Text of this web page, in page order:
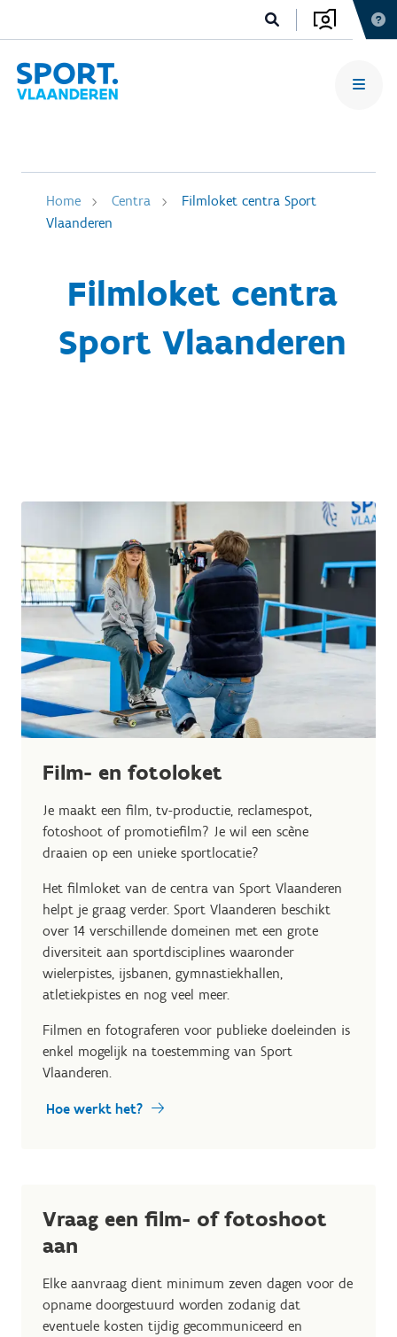
Home Centra
Filmloket centra Sport
Vlaanderen
Filmloket centra
Sport Vlaanderen
Film- en fotoloket
Je maakt een film, tv-productie, reclamespot,
fotoshoot of promotiefilm? Je wil een scène
draaien op een unieke sportlocatie?
Het filmloket van de centra van Sport Vlaanderen
helpt je graag verder. Sport Vlaanderen beschikt
over 14 verschillende domeinen met een grote
diversiteit aan sportdisciplines waaronder
wielerpistes, ijsbanen, gymnastiekhallen,
atletiekpistes en nog veel meer.
Filmen en fotograferen voor publieke doeleinden is
enkel mogelijk na toestemming van Sport
Vlaanderen.
Hoe werkt het?
Vraag een film- of fotoshoot
aan
Elke aanvraag dient minimum zeven dagen voor de
opname doorgestuurd worden zodanig dat
eventuele kosten tijdig gecommuniceerd en